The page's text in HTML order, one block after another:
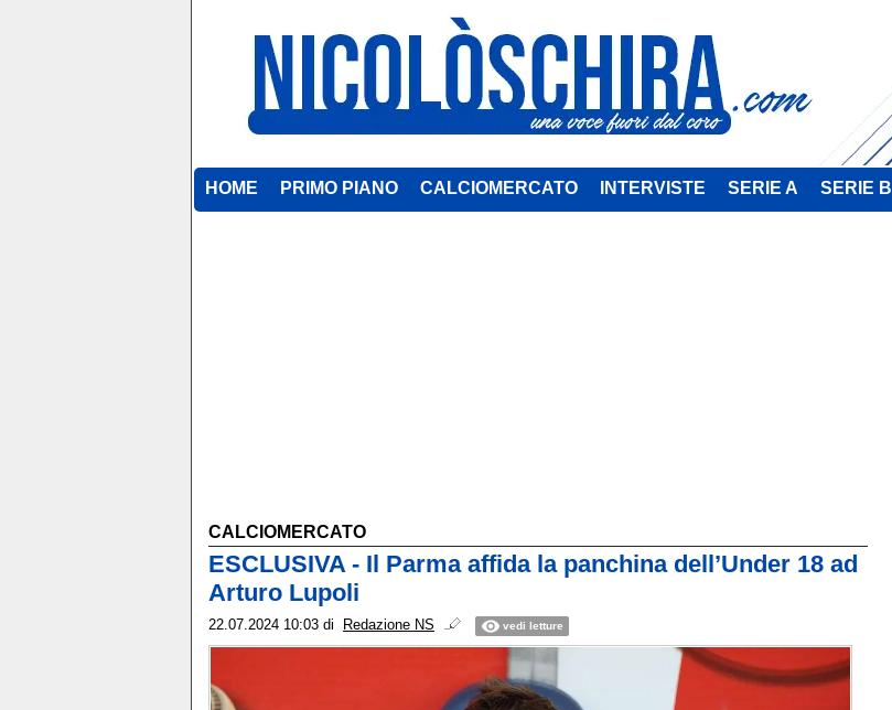
HOME PRIMO PIANO CALCIOMERCATO INTERVISTE SERIE A SERIE B
CALCIOMERCATO
ESCLUSIVA - Il Parma affida la panchina dell’Under 18 ad
Arturo Lupoli
22.07.2024 10:03 di Redazione NS vedi letture